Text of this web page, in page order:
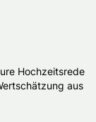
Hochzeitsrede
aus